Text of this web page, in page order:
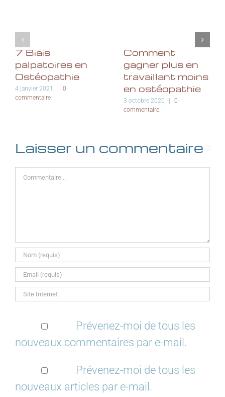
7 Biais
palpatoires en
Ostéopathie
4 janvier 2021 |
0
commentaire
Comment
gagner plus en
travaillant moins
en ostéopathie
3 octobre 2020 |
0
commentaire
Laisser un commentaire
Commentaire
Prévenez-moi de tous les
nouveaux commentaires par e-mail.
Prévenez-moi de tous les
nouveaux articles par e-mail.